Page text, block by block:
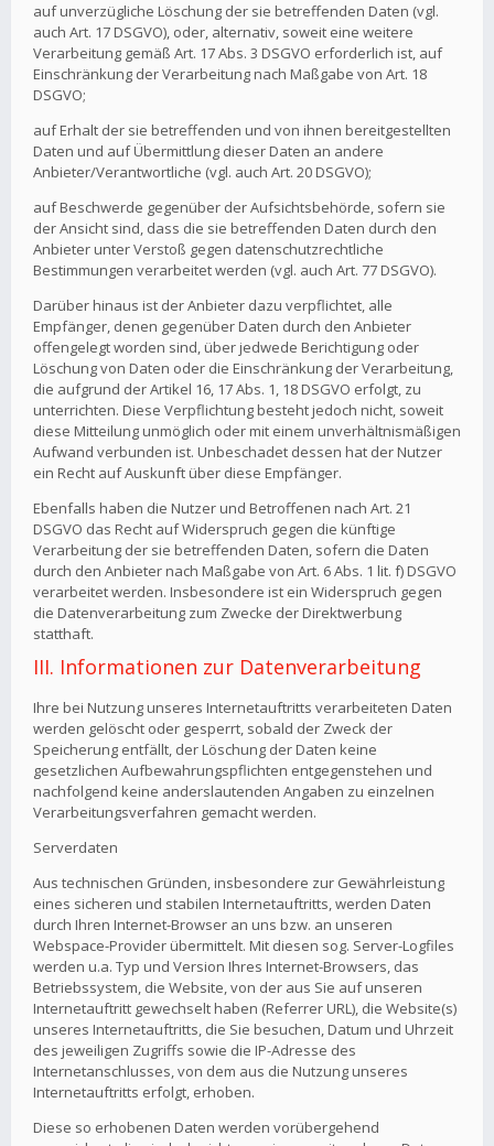
auf unverzügliche Löschung der sie betreffenden Daten (vgl.
auch Art. 17 DSGVO), oder, alternativ, soweit eine weitere
Verarbeitung gemäß Art. 17 Abs. 3 DSGVO erforderlich ist, auf
Einschränkung der Verarbeitung nach Maßgabe von Art. 18
DSGVO;
auf Erhalt der sie betreffenden und von ihnen bereitgestellten
Daten und auf Übermittlung dieser Daten an andere
Anbieter/Verantwortliche (vgl. auch Art. 20 DSGVO);
auf Beschwerde gegenüber der Aufsichtsbehörde, sofern sie
der Ansicht sind, dass die sie betreffenden Daten durch den
Anbieter unter Verstoß gegen datenschutzrechtliche
Bestimmungen verarbeitet werden (vgl. auch Art. 77 DSGVO).
Darüber hinaus ist der Anbieter dazu verpflichtet, alle
Empfänger, denen gegenüber Daten durch den Anbieter
offengelegt worden sind, über jedwede Berichtigung oder
Löschung von Daten oder die Einschränkung der Verarbeitung,
die aufgrund der Artikel 16, 17 Abs. 1, 18 DSGVO erfolgt, zu
unterrichten. Diese Verpflichtung besteht jedoch nicht, soweit
diese Mitteilung unmöglich oder mit einem unverhältnismäßigen
Aufwand verbunden ist. Unbeschadet dessen hat der Nutzer
ein Recht auf Auskunft über diese Empfänger.
Ebenfalls haben die Nutzer und Betroffenen nach Art. 21
DSGVO das Recht auf Widerspruch gegen die künftige
Verarbeitung der sie betreffenden Daten, sofern die Daten
durch den Anbieter nach Maßgabe von Art. 6 Abs. 1 lit. f) DSGVO
verarbeitet werden. Insbesondere ist ein Widerspruch gegen
die Datenverarbeitung zum Zwecke der Direktwerbung
statthaft.
III. Informationen zur Datenverarbeitung
Ihre bei Nutzung unseres Internetauftritts verarbeiteten Daten
werden gelöscht oder gesperrt, sobald der Zweck der
Speicherung entfällt, der Löschung der Daten keine
gesetzlichen Aufbewahrungspflichten entgegenstehen und
nachfolgend keine anderslautenden Angaben zu einzelnen
Verarbeitungsverfahren gemacht werden.
Serverdaten
Aus technischen Gründen, insbesondere zur Gewährleistung
eines sicheren und stabilen Internetauftritts, werden Daten
durch Ihren Internet-Browser an uns bzw. an unseren
Webspace-Provider übermittelt. Mit diesen sog. Server-Logfiles
werden u.a. Typ und Version Ihres Internet-Browsers, das
Betriebssystem, die Website, von der aus Sie auf unseren
Internetauftritt gewechselt haben (Referrer URL), die Website(s)
unseres Internetauftritts, die Sie besuchen, Datum und Uhrzeit
des jeweiligen Zugriffs sowie die IP-Adresse des
Internetanschlusses, von dem aus die Nutzung unseres
Internetauftritts erfolgt, erhoben.
Diese so erhobenen Daten werden vorübergehend